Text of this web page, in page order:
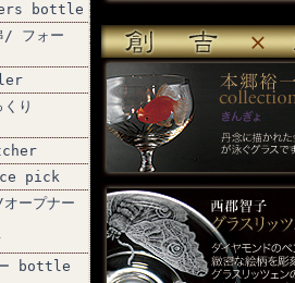
bottle
/ フォー
り
ice pick
ープナー
ー bottle